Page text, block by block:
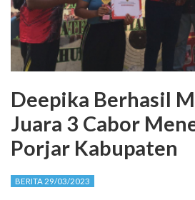
Deepika Berhasil
Juara 3 Cabor
Porjar Kabupaten
BERITA 29/03/2023